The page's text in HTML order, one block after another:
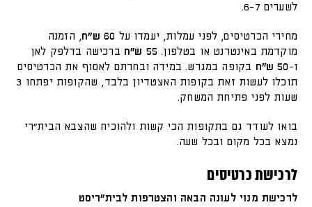
לשערים 6-7.
מחירי הכרטיסים, לפני עמלות, יעמדו על 60 ש"ח
, הזמנה
מוקדמת באינטרנט או בטלפון. 55 ש"ח
ברכישה בדלפק לאן
ו-50 ש"ח
בקופה במגרש. במידה ובחרתם לאסוף את הכרטיסים
תוכלו לעשות זאת בקופות האצטדיון בלבד, שהקופות יפתחו 3
שעות לפני פתיחת המשחק.
בואו לעודד גם בתקופות הכי קשות ולהוכיח שהצבא הבית"רי
נמצא בכל מקום ובכל שעה.
לרכישת כרטיסים
‫לרכישת מנוי לעונה הבאה והצטרפות לבית"ריסט